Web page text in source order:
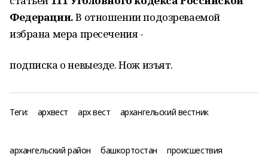
Федерации.В отношении подозреваемой
избрана мера пресечения -
подписка о невыезде. Нож изъят.
Теги: архвест арх вест архангельский вестник
архангельский район башкортостан происшествия